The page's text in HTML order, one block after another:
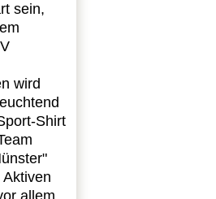
sein,
wird
Shirt
allem